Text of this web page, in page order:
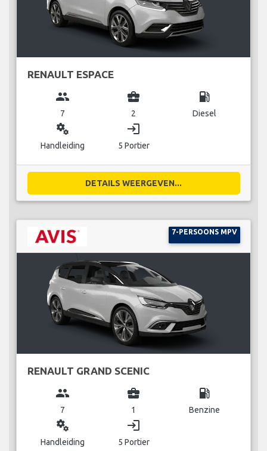
RENAULT ESPACE
group
7
business_center
2
local_gas_station
Diesel
miscellaneous_services
Handleiding
login
5 Portier
DETAILS WEERGEVEN...
7-PERSOONS MPV
RENAULT GRAND SCENIC
group
7
business_center
1
local_gas_station
Benzine
miscellaneous_services
Handleiding
login
5 Portier